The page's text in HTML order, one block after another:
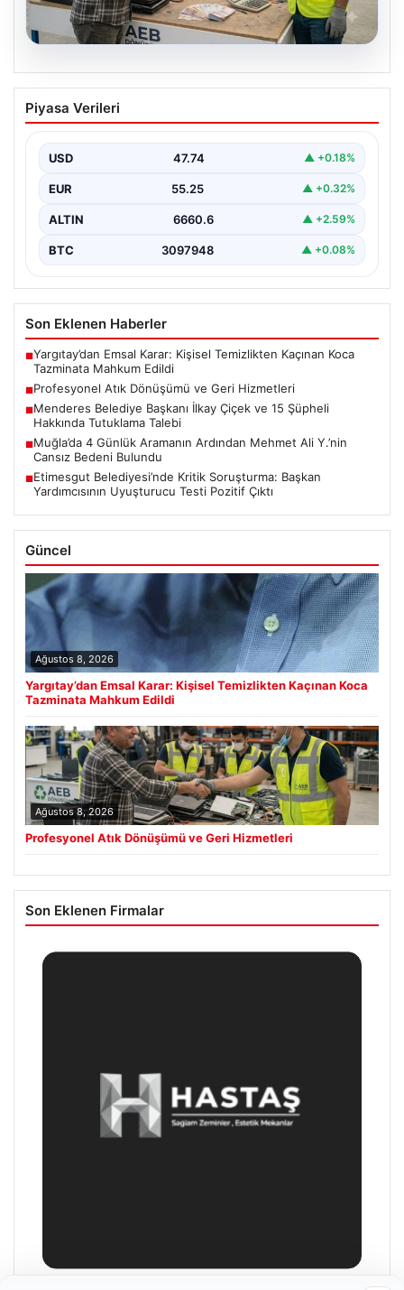
Profesyonel Atık Dönüşümü ve Geri
Hizmetleri
envanterlerini belirli periyotlarla güncellemektedir.
Yapılan yenileme süreçlerinde boşta…
Piyasa Verileri
USD 47.74 ▲ +0.18%
EUR 55.25 ▲ +0.32%
ALTIN 6660.6 ▲ +2.59%
BTC 3097948 ▲ +0.08%
Son Eklenen Haberler
■Yargıtay’dan Emsal Karar: Kişisel Temizlikten Kaçınan Koca
Tazminata Mahkum Edildi
■Profesyonel Atık Dönüşümü ve Geri Hizmetleri
■Menderes Belediye Başkanı İlkay Çiçek ve 15 Şüpheli
Hakkında Tutuklama Talebi
■Muğla’da 4 Günlük Aramanın Ardından Mehmet Ali Y.’nin
Cansız Bedeni Bulundu
■Etimesgut Belediyesi’nde Kritik Soruşturma: Başkan
Yardımcısının Uyuşturucu Testi Pozitif Çıktı
Güncel
Ağustos 8, 2026
Yargıtay’dan Emsal Karar: Kişisel Temizlikten Kaçınan Koca
Tazminata Mahkum Edildi
Ağustos 8, 2026
Profesyonel Atık Dönüşümü ve Geri Hizmetleri
Son Eklenen Firmalar